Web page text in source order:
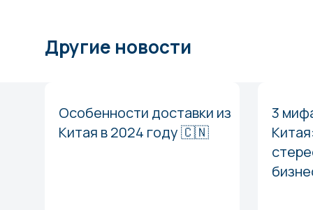
Другие новости
3
Особенности доставки из
Китая в 2024 году 🇨🇳